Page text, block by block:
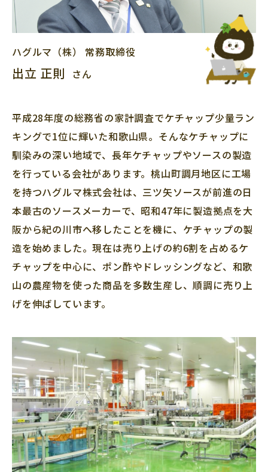
ハグルマ（株） 常務取締役
出立 正則 さん
平成28年度の総務省の家計調査でケチャップ少量ラン
キングで1位に輝いた和歌山県。そんなケチャップに
馴染みの深い地域で、長年ケチャップやソースの製造
を行っている会社があります。桃山町調月地区に工場
を持つハグルマ株式会社は、三ツ矢ソースが前進の日
本最古のソースメーカーで、昭和47年に製造拠点を大
阪から紀の川市へ移したことを機に、ケチャップの製
造を始めました。現在は売り上げの約6割を占めるケ
チャップを中心に、ポン酢やドレッシングなど、和歌
山の農産物を使った商品を多数生産し、順調に売り上
げを伸ばしています。